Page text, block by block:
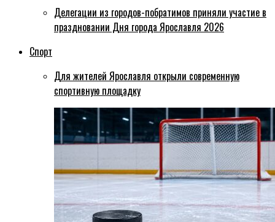
Делегации из городов-побратимов приняли участие в
праздновании Дня города Ярославля 2026
Спорт
Для жителей Ярославля открыли современную
спортивную площадку